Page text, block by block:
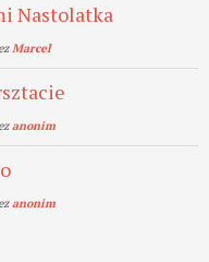
Nastolatka
Marcel
anonim
anonim